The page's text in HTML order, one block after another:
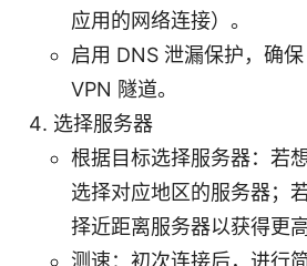
应用的网络连接）。
启用 DNS 泄漏保护，确
VPN 隧道。
选择服务器
根据目标选择服务器：若
选择对应地区的服务器；
择近距离服务器以获得更高